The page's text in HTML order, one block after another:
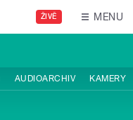
ŽIVĚ MENU
AUDIOARCHIV KAMERY